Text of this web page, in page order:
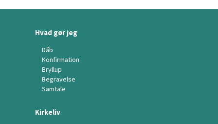
Hvad gør jeg
Dåb
Konfirmation
Bryllup
Begravelse
Samtale
Kirkeliv